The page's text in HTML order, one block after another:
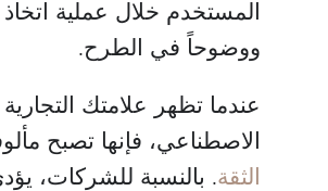
المستخدم خلال عملية
ووضوحاً في الطرح.
عندما تظهر علامتك
الاصطناعي، فإنها تصبح
الثقة. بالنسبة للشركات،